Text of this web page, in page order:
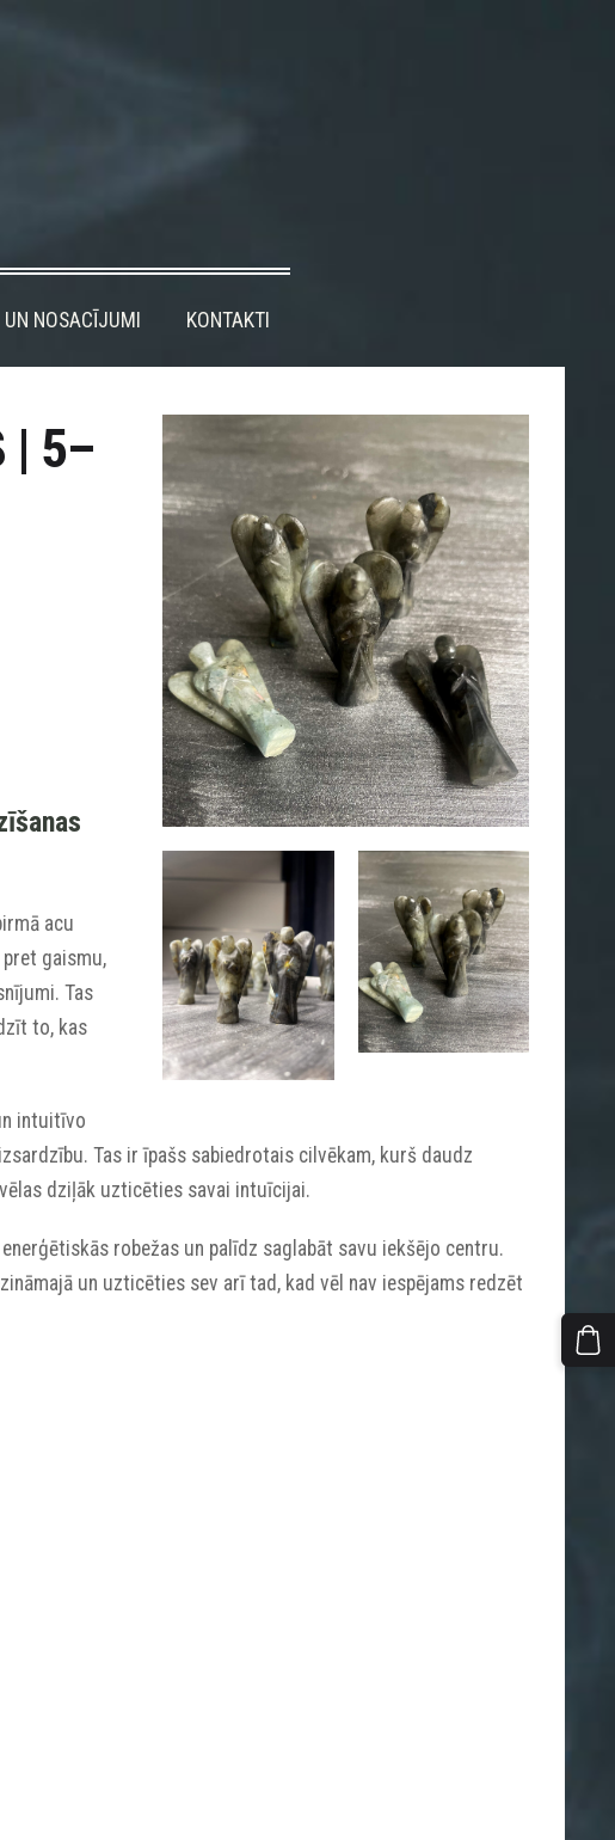
NOSACĪJUMI KONTAKTI
| 5–
acu
gaismu,
Tas
to, kas
intuitīvo
Tas ir īpašs sabiedrotais cilvēkam, kurš daudz
dziļāk uzticēties savai intuīcijai.
robežas un palīdz saglabāt savu iekšējo centru.
un uzticēties sev arī tad, kad vēl nav iespējams redzēt